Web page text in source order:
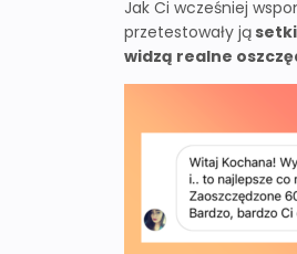
Jak Ci wcześniej
przetestowały ją
widzą realne